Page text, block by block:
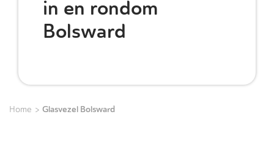
in en rondom
Bolsward
Home > Glasvezel Bolsward